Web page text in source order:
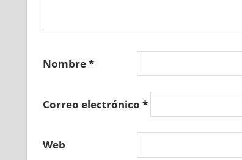
Nombre*
Correo electrónico *
Web